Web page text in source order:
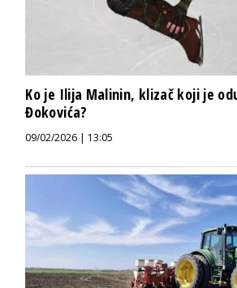
Ko je Ilija Malinin, klizač koji je
Đokovića?
09/02/2026 | 13:05